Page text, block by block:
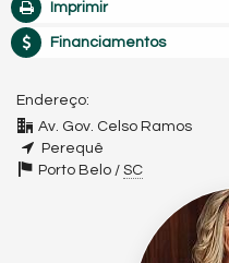
Imprimir
Financiamentos
Endereço:
Av. Gov. Celso Ramos
Perequê
Porto Belo / SC